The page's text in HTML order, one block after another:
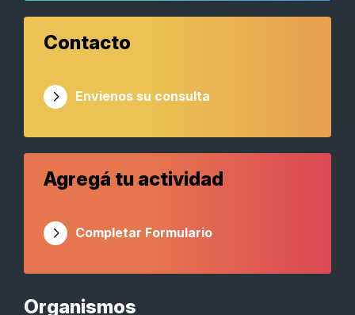
Organismos
Contacto
Envienos su consulta
Agregá tu actividad
Completar Formulario